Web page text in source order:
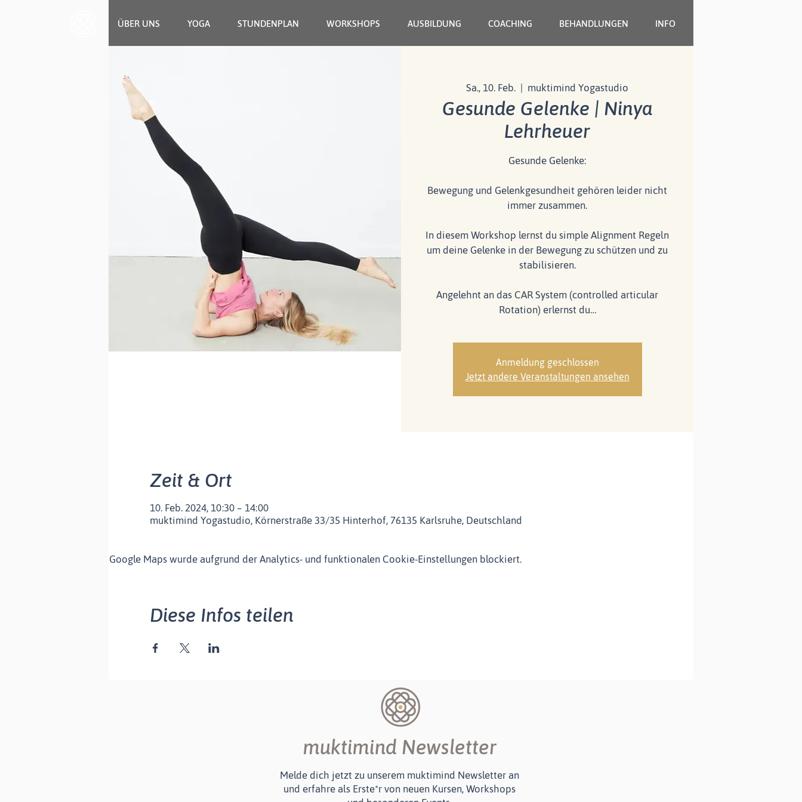
ÜBER UNS YOGA STUNDENPLAN WORKSHOPS AUSBILDUNG COACHING BEHANDLUNGEN INFO
Sa., 10. Feb. muktimind Yogastudio
Gesunde Gelenke | Ninya
Lehrheuer
Gesunde Gelenke:
Bewegung und Gelenkgesundheit gehören leider nicht
immer zusammen.
In diesem Workshop lernst du simple Alignment Regeln
um deine Gelenke in der Bewegung zu schützen und zu
stabilisieren.
Angelehnt an das CAR System (controlled articular
Rotation) erlernst du…
Anmeldung geschlossen
Jetzt andere Veranstaltungen ansehen
Zeit & Ort
10. Feb. 2024, 10:30 – 14:00
muktimind Yogastudio, Körnerstraße 33/35 Hinterhof, 76135 Karlsruhe, Deutschland
Google Maps wurde aufgrund der Analytics- und funktionalen Cookie-Einstellungen blockiert.
Diese Infos teilen
muktimind Newsletter
Melde dich jetzt zu unserem muktimind Newsletter an
und erfahre als Erste*r von neuen Kursen, Workshops